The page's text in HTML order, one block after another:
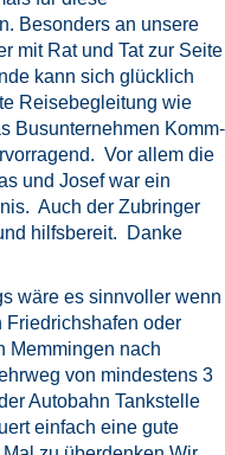
Besonders an unsere
mit Rat und Tat zur Seite
kann sich glücklich
Reisebegleitung wie
Busunternehmen Komm-
Vor allem die
und Josef war ein
Auch der Zubringer
hilfsbereit. Danke
wäre es sinnvoller wenn
Friedrichshafen oder
Memmingen nach
von mindestens 3
Autobahn Tankstelle
einfach eine gute